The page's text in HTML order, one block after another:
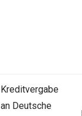
Kreditvergabe
an Deutsche